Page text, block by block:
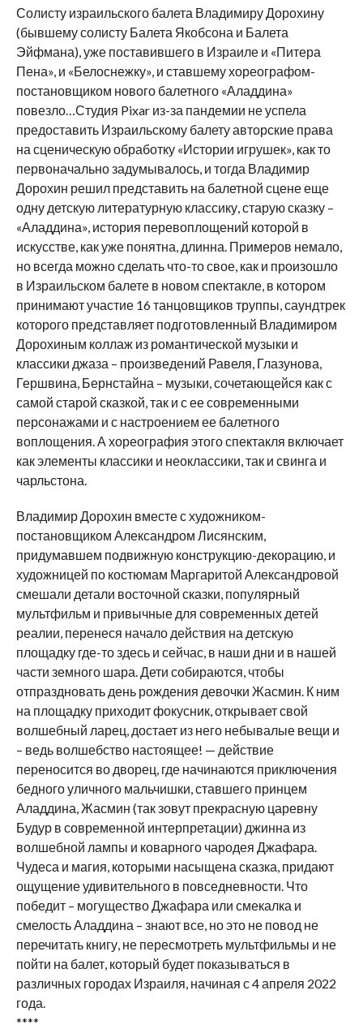
Солисту израильского балета Владимиру Дорохину
(бывшему солисту Балета Якобсона и Балета
Эйфмана), уже поставившего в Израиле и «Питера
Пена», и «Белоснежку», и ставшему хореографом-
постановщиком нового балетного «Аладдина»
повезло…Студия Pixar из-за пандемии не успела
предоставить Израильскому балету авторские права
на сценическую обработку «Истории игрушек», как то
первоначально задумывалось, и тогда Владимир
Дорохин решил представить на балетной сцене еще
одну детскую литературную классику, старую сказку –
«Аладдина», история перевоплощений которой в
искусстве, как уже понятна, длинна. Примеров немало,
но всегда можно сделать что-то свое, как и произошло
в Израильском балете в новом спектакле, в котором
принимают участие 16 танцовщиков труппы, саундтрек
которого представляет подготовленный Владимиром
Дорохиным коллаж из романтической музыки и
классики джаза – произведений Равеля, Глазунова,
Гершвина, Бернстайна – музыки, сочетающейся как с
самой старой сказкой, так и с ее современными
персонажами и с настроением ее балетного
воплощения. А хореография этого спектакля включает
как элементы классики и неоклассики, так и свинга и
чарльстона.
Владимир Дорохин вместе с художником-
постановщиком Александром Лисянским,
придумавшем подвижную конструкцию-декорацию, и
художницей по костюмам Маргаритой Александровой
смешали детали восточной сказки, популярный
мультфильм и привычные для современных детей
реалии, перенеся начало действия на детскую
площадку где-то здесь и сейчас, в наши дни и в нашей
части земного шара. Дети собираются, чтобы
отпраздновать день рождения девочки Жасмин. К ним
на площадку приходит фокусник, открывает свой
волшебный ларец, достает из него небывалые вещи и
– ведь волшебство настоящее! — действие
переносится во дворец, где начинаются приключения
бедного уличного мальчишки, ставшего принцем
Аладдина, Жасмин (так зовут прекрасную царевну
Будур в современной интерпретации) джинна из
волшебной лампы и коварного чародея Джафара.
Чудеса и магия, которыми насыщена сказка, придают
ощущение удивительного в повседневности. Что
победит – могущество Джафара или смекалка и
смелость Аладдина – знают все, но это не повод не
перечитать книгу, не пересмотреть мультфильмы и не
пойти на балет, который будет показываться в
различных городах Израиля, начиная с 4 апреля 2022
года.
****